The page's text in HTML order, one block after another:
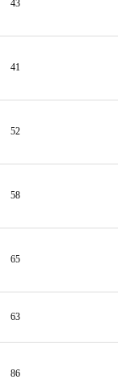
43
41
52
58
65
63
86